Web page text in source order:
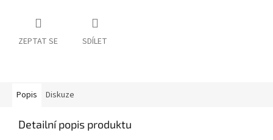
ZEPTAT SE SDÍLET
Popis Diskuze
Detailní popis produktu